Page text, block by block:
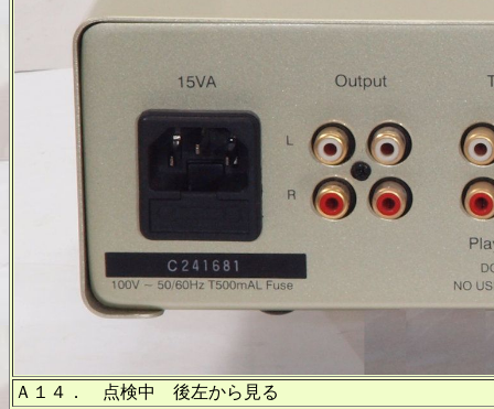
Ａ１４． 点検中 後左から見る